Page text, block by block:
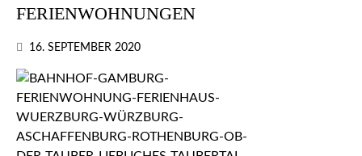
FERIENWOHNUNGEN
16. SEPTEMBER 2020